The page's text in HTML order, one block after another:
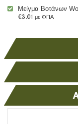
Μείγμα Βοτάνων
€3.01 με ΦΠΑ